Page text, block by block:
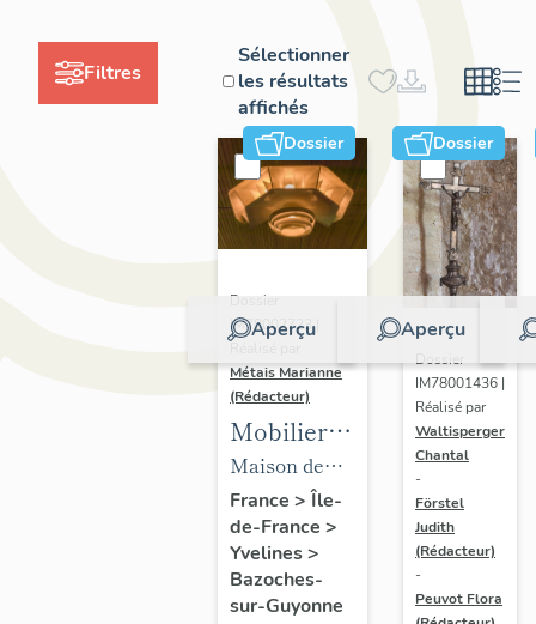
Filtres
Sélectionner
les résultats
affichés
Dossier
Aperçu
Dossier
IM78002723 |
Métais Marianne
(Rédacteur)
Mobilier
de la
maison
Louis
Carré
Maison de
villégiature
dite maison
Louis Carré
France > Île-
de-France >
Yvelines>
Bazoches-
sur-Guyonne
Dossier
Aperçu
Dossier
IM78001436 |
Réalisé par
Waltisperger
Chantal
-
Förstel
Judith
(Rédacteur)
-
Peuvot Flora